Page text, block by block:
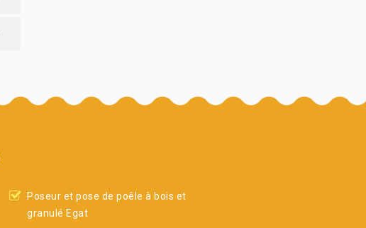
Poseur et pose de poêle à bois et
granulé Egat